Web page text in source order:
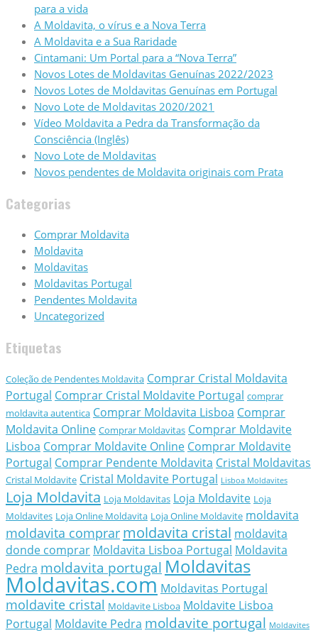
para a vida
A Moldavita, o vírus e a Nova Terra
A Moldavita e a Sua Raridade
Cintamani: Um Portal para a “Nova Terra”
Novos Lotes de Moldavitas Genuínas 2022/2023
Novos Lotes de Moldavitas Genuínas em Portugal
Novo Lote de Moldavitas 2020/2021
Vídeo Moldavita a Pedra da Transformação da
Consciência (Inglês)
Novo Lote de Moldavitas
Novos pendentes de Moldavita originais com Prata
Categorias
Comprar Moldavita
Moldavita
Moldavitas
Moldavitas Portugal
Pendentes Moldavita
Uncategorized
Etiquetas
Coleção de Pendentes Moldavita Comprar Cristal Moldavita
Portugal Comprar Cristal Moldavite Portugal comprar
moldavita autentica Comprar Moldavita Lisboa Comprar
Moldavita Online Comprar Moldavitas Comprar Moldavite
Lisboa Comprar Moldavite Online Comprar Moldavite
Portugal Comprar Pendente Moldavita Cristal Moldavitas
Cristal Moldavite Cristal Moldavite Portugal Lisboa Moldavites
Loja Moldavita Loja Moldavitas Loja Moldavite Loja
Moldavites Loja Online Moldavita Loja Online Moldavite moldavita
moldavita comprar moldavita cristal moldavita
donde comprar Moldavita Lisboa Portugal Moldavita
Pedra moldavita portugal Moldavitas
Moldavitas.com Moldavitas Portugal
moldavite cristal Moldavite Lisboa Moldavite Lisboa
Portugal Moldavite Pedra moldavite portugal Moldavites